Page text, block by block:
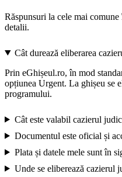
Răspunsuri la cele mai
detalii.
Cât durează eliberarea
Prin eGhișeul.ro, în mod
opțiunea Urgent. La ghișeu se
programului.
Cât este valabil cazierul
Documentul este oficial și
Plata și datele mele sunt în
Unde se eliberează cazierul